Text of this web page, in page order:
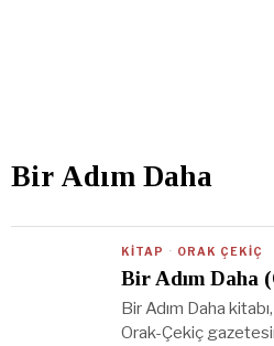
Bir Adım Daha
KITAP · ORAK ÇEKIÇ
Bir Adım Daha
Bir Adım Daha
Orak-Çekiç